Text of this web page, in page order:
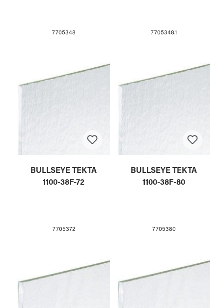
7705348 7705348.1
BULLSEYE TEKTA
1100-38F-72
7705372
BULLSEYE TEKTA
1100-38F-80
7705380